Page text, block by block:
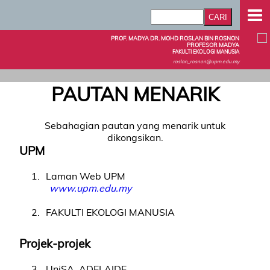
PROF. MADYA DR. MOHD ROSLAN BIN ROSNON
PROFESOR MADYA
FAKULTI EKOLOGI MANUSIA
roslan_rosnon@upm.edu.my
PAUTAN MENARIK
Sebahagian pautan yang menarik untuk
dikongsikan.
UPM
1
Laman Web UPM
www.upm.edu.my
2
FAKULTI EKOLOGI MANUSIA
Projek-projek